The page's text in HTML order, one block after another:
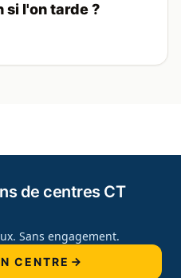
si l'on tarde ?
de centres CT
Sans engagement.
CENTRE